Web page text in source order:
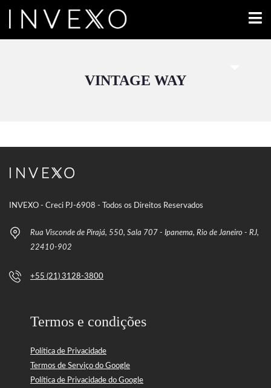
VINTAGE WAY
INVEXO - Creci PJ-6908 - Todos os Direitos Reservados
Rua Visconde de Pirajá, 550, Sala 707 - Ipanema, Rio de Janeiro - RJ,
22410-902
+55 (21) 3128-3800
Termos e condições
Política de Privacidade
Termos de Serviço do Google
Política de Privacidade do Google